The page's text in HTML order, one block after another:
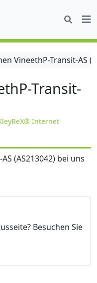
VineethP-Transit-AS
Transit-
Internet
(AS213042) bei uns
Besuchen Sie